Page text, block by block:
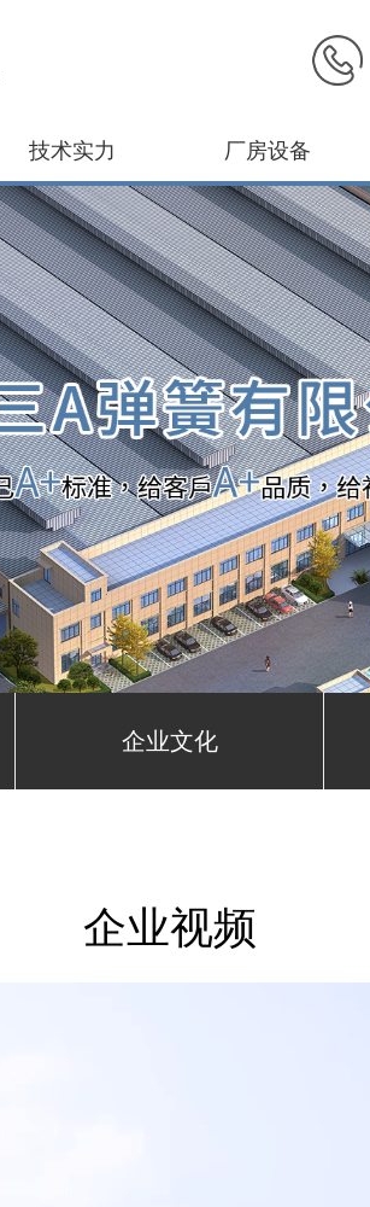
技术实力 厂房设备
企业文化
企业视频